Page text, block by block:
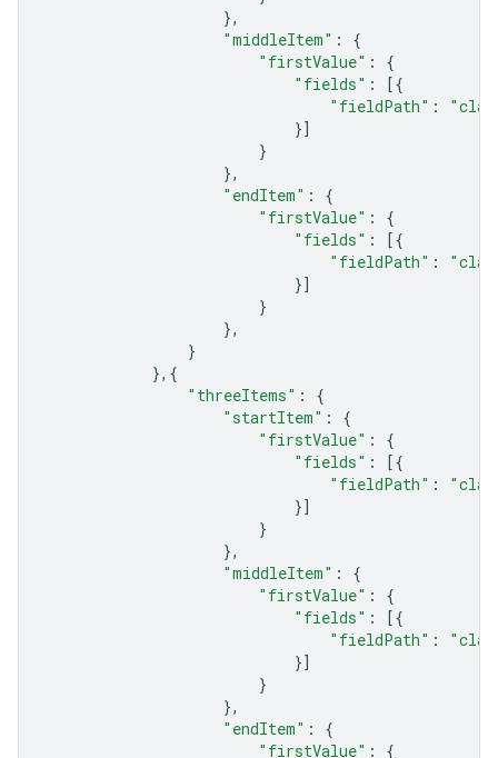
},
"middleItem" :
{
"firstValue" :
{
"fields" :
[{
"fieldPath" :
}]
}
},
"endItem" :
{
"firstValue" :
{
"fields" :
[{
"fieldPath" :
}]
}
},
}
},{
"threeItems" :
{
"startItem" :
{
"firstValue" :
{
"fields" :
[{
"fieldPath" :
}]
}
},
"middleItem" :
{
"firstValue" :
{
"fields" :
[{
"fieldPath" :
}]
}
},
"endItem" :
{
"firstValue" :
{